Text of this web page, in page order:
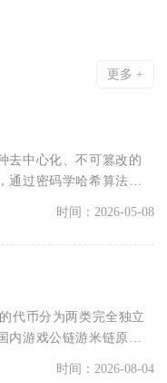
更多 +
去中心化、不可篡改的
通过密码学哈希算法将
时间：2026-05-08
代币分为两类完全独立
内游戏公链游米链原生
时间：2026-08-04